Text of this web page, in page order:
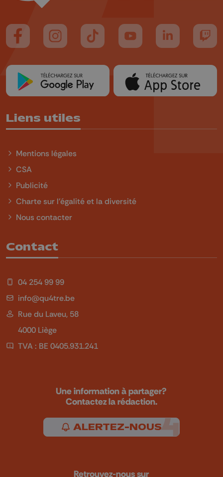
Suivez-nous sur FaceBook
Suivez-nous sur Instagram
Suivez-nous sur TikTok
Suivez-nous sur YouTube
Suivez-nous
Liens utiles
Mentions légales
CSA
Publicité
Charte sur l'égalité et la diversité
Nous contacter
Contact
04 254 99 99
info@qu4tre.be
Rue du Laveu, 58
4000 Liège
TVA : BE 0405.931.241
Une information à partager?
Contactez la rédaction.
ALERTEZ-NOUS
Retrouvez-nous sur